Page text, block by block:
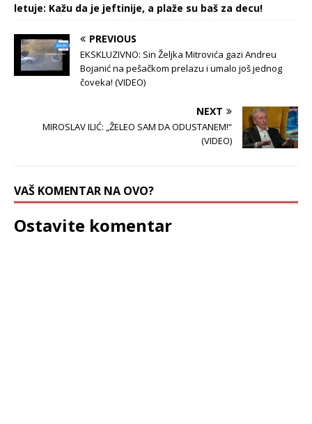
letuje: Kažu da je jeftinije, a plaže su baš za decu!
PREVIOUS
EKSKLUZIVNO: Sin Željka Mitrovića gazi Andreu
Bojanić na pešačkom prelazu i umalo još jednog
čoveka! (VIDEO)
NEXT
MIROSLAV ILIĆ: „ŽELEO SAM DA ODUSTANEM!“
(VIDEO)
VAŠ KOMENTAR NA OVO?
Ostavite komentar